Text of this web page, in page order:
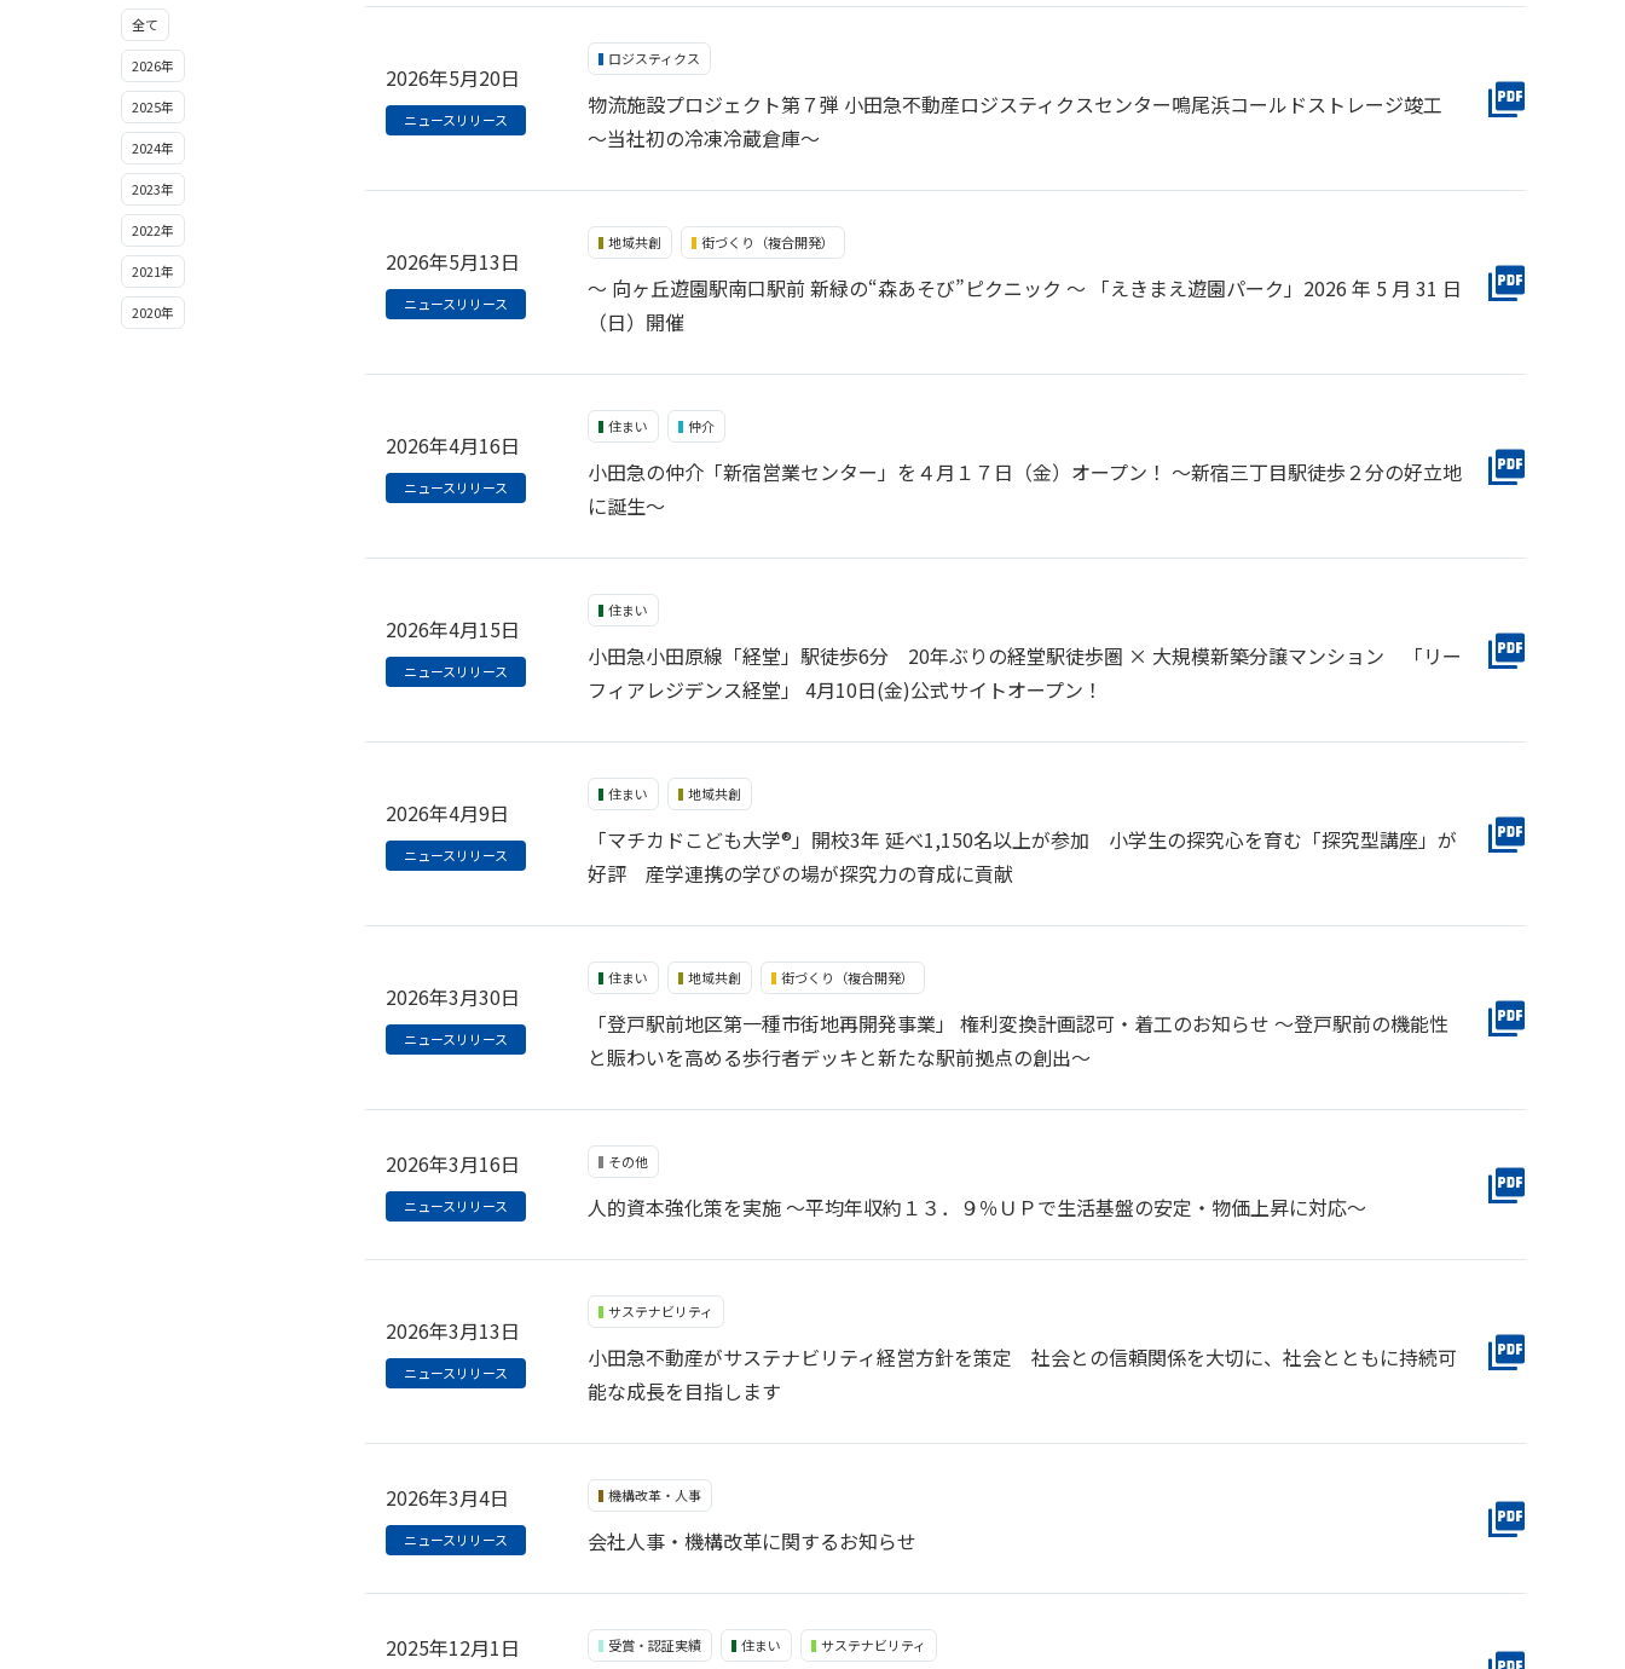
全て
2026年
2025年
2024年
2023年
2022年
2021年
2020年
2026年5月20日
ニュースリリース
ロジスティクス
物流施設プロジェクト第７弾 小田急不動産ロジスティクスセンター鳴尾浜コールドストレージ竣工
～当社初の冷凍冷蔵倉庫～
2026年5月13日
ニュースリリース
地域共創 街づくり（複合開発）
〜 向ヶ丘遊園駅南口駅前 新緑の“森あそび”ピクニック 〜 「えきまえ遊園パーク」2026 年 5 月 31 日
（日）開催
2026年4月16日
ニュースリリース
住まい 仲介
小田急の仲介「新宿営業センター」を４月１７日（金）オープン！ ～新宿三丁目駅徒歩２分の好立地
に誕生～
2026年4月15日
ニュースリリース
住まい
小田急小田原線「経堂」駅徒歩6分 20年ぶりの経堂駅徒歩圏 × 大規模新築分譲マンション 「リー
フィアレジデンス経堂」 4月10日(金)公式サイトオープン！
2026年4月9日
ニュースリリース
住まい 地域共創
「マチカドこども大学®」開校3年 延べ1,150名以上が参加 小学生の探究心を育む「探究型講座」が
好評 産学連携の学びの場が探究力の育成に貢献
2026年3月30日
ニュースリリース
住まい 地域共創 街づくり（複合開発）
「登⼾駅前地区第一種市街地再開発事業」 権利変換計画認可・着工のお知らせ 〜登⼾駅前の機能性
と賑わいを高める歩行者デッキと新たな駅前拠点の創出〜
2026年3月16日
ニュースリリース
その他
人的資本強化策を実施 ～平均年収約１３．９％ＵＰで生活基盤の安定・物価上昇に対応～
2026年3月13日
ニュースリリース
サステナビリティ
小田急不動産がサステナビリティ経営方針を策定 社会との信頼関係を大切に、社会とともに持続可
能な成長を目指します
2026年3月4日
ニュースリリース
機構改革・人事
会社人事・機構改革に関するお知らせ
2025年12月1日 受賞・認証実績 住まい サステナビリティ